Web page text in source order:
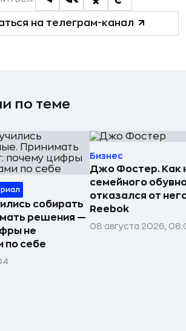
на телеграм-канал
по теме
собирать
решения —
не
по себе
Бизнес
Джо Фостер. Как
семейного
отказался от
Reebok
08 августа 2026,